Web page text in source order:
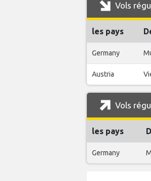
Vols
les pays
Germany
Austria
Vols
les pays
Germany